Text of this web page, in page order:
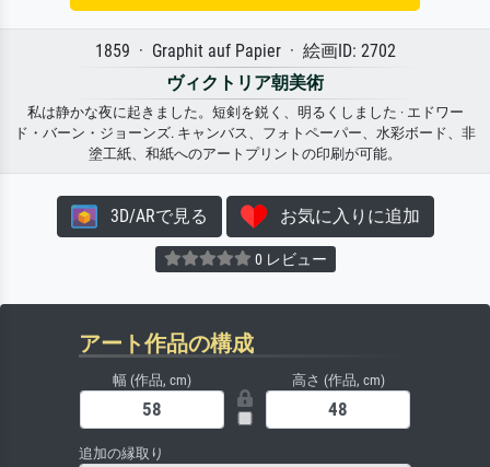
1859 · Graphit auf Papier · 絵画ID: 2702
ヴィクトリア朝美術
私は静かな夜に起きました。短剣を鋭く、明るくしました · エドワー
ド・バーン・ジョーンズ. キャンバス、フォトペーパー、水彩ボード、非
塗工紙、和紙へのアートプリントの印刷が可能。
3D/ARで見る お気に入りに追加
0 レビュー
アート作品の構成
幅 (作品, cm) 高さ (作品, cm)
追加の縁取り